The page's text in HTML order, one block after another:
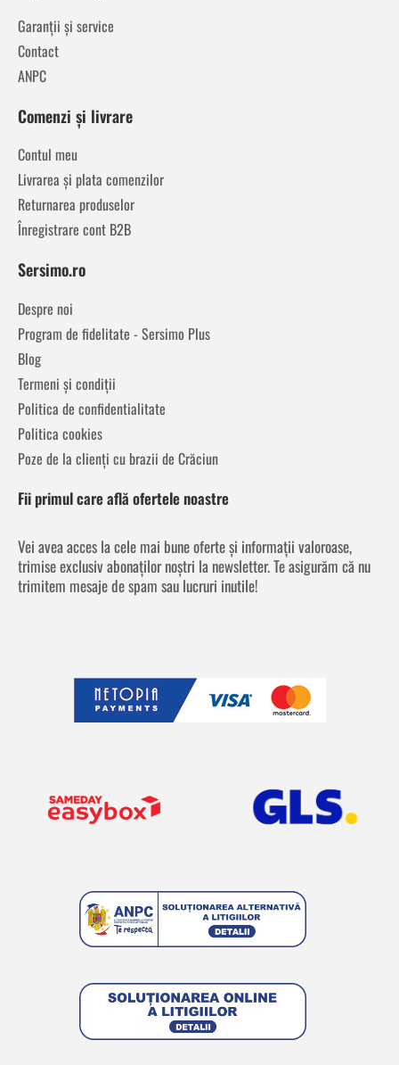
Garanții și service
Contact
ANPC
Comenzi și livrare
Contul meu
Livrarea și plata comenzilor
Returnarea produselor
Înregistrare cont B2B
Sersimo.ro
Despre noi
Program de fidelitate - Sersimo Plus
Blog
Termeni și condiții
Politica de confidentialitate
Politica cookies
Poze de la clienți cu brazii de Crăciun
Fii primul care află ofertele noastre
Vei avea acces la cele mai bune oferte și informații valoroase,
trimise exclusiv abonaților noștri la newsletter. Te asigurăm că nu
trimitem mesaje de spam sau lucruri inutile!